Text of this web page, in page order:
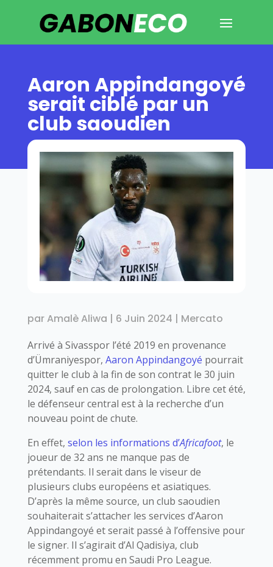
Aaron Appindangoyé
serait ciblé par un
club saoudien
parAmalè Aliwa | 6 Juin 2024 | Mercato
Arrivé à Sivasspor l’été 2019 en provenance
d’Ümraniyespor, Aaron Appindangoyé pourrait
quitter le club à la fin de son contrat le 30 juin
2024, sauf en cas de prolongation. Libre cet été,
le défenseur central est à la recherche d’un
nouveau point de chute.
En effet, selon les informations d’Africafoot, le
joueur de 32 ans ne manque pas de
prétendants. Il serait dans le viseur de
plusieurs clubs européens et asiatiques.
D’après la même source, un club saoudien
souhaiterait s’attacher les services d’Aaron
Appindangoyé et serait passé à l’offensive pour
le signer. Il s’agirait d’Al Qadisiya, club
récemment promu en Saudi Pro League.